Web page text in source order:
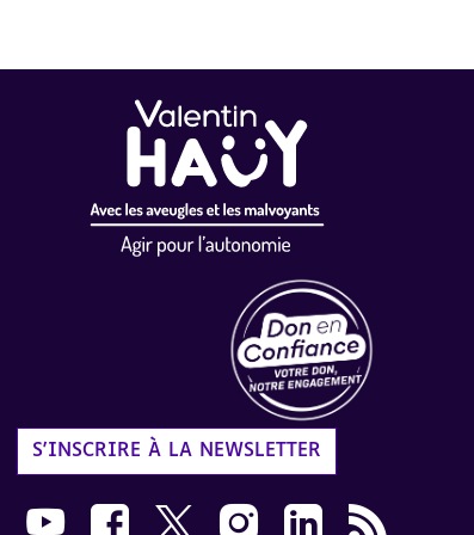
S'INSCRIRE À LA NEWSLETTER
Nous suivre sur Youtube AVH dans une nouvelle
Nous suivre sur Facebook AVH dans une
Nous suivre sur X AVH dans une
Nous suivre sur Instagram
Nous suivre sur
Flux RSS